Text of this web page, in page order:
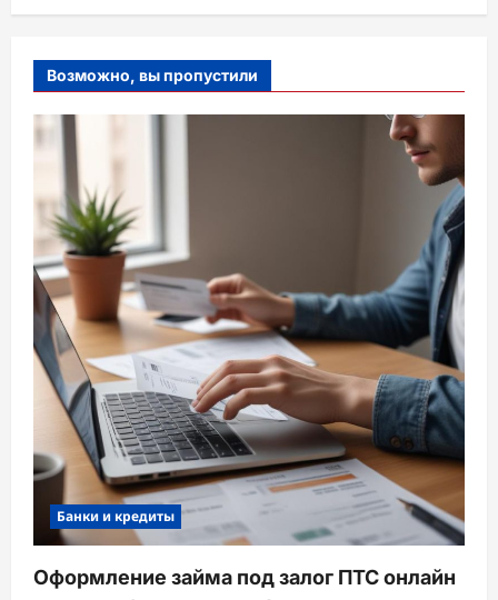
Возможно, вы пропустили
Банки и кредиты
Оформление займа под залог ПТС онлайн